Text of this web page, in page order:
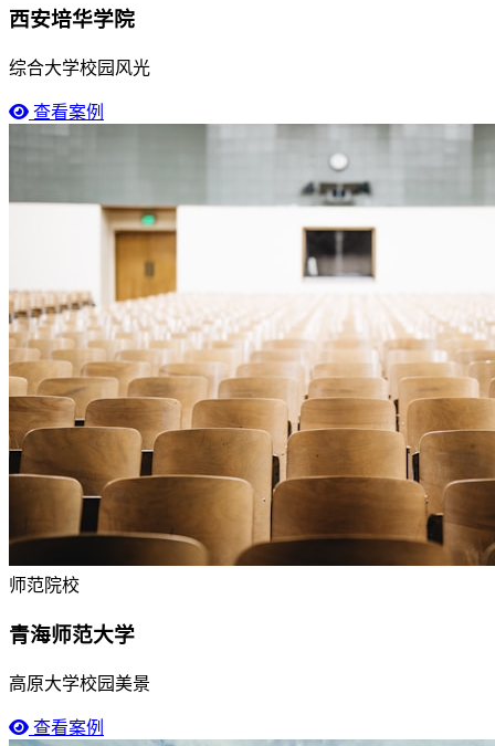
西安培华学院
综合大学校园风光
查看案例
师范院校
青海师范大学
高原大学校园美景
查看案例